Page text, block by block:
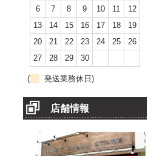
6
7 8 9 10 11
12
13
14 15 16 17 18
19
20
21 22 23 24 25
26
27
28 29 30
( 発送業務休日)
店舗情報